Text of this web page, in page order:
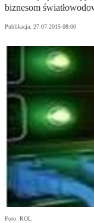
biznesom
Publikacja: 27.07.2015 08:00
Foto: ROL